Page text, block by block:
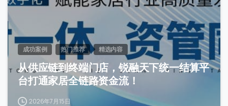
成功案例 热门推荐 精选内容
从供应链到终端门店，锐融天下统一结算平
台打通家居全链路资金流！
2026年7月15日
我们通常的回复时间：30 分钟内